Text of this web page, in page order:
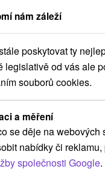
Chopok Juh
Juh
Hotely na Slovensku
(1) Wellness hotely na
nám záleží
poskytovat ty
legislativě od vás ale
souborů cookies.
a měření
se děje na webových
nabídky či
společnosti Google.